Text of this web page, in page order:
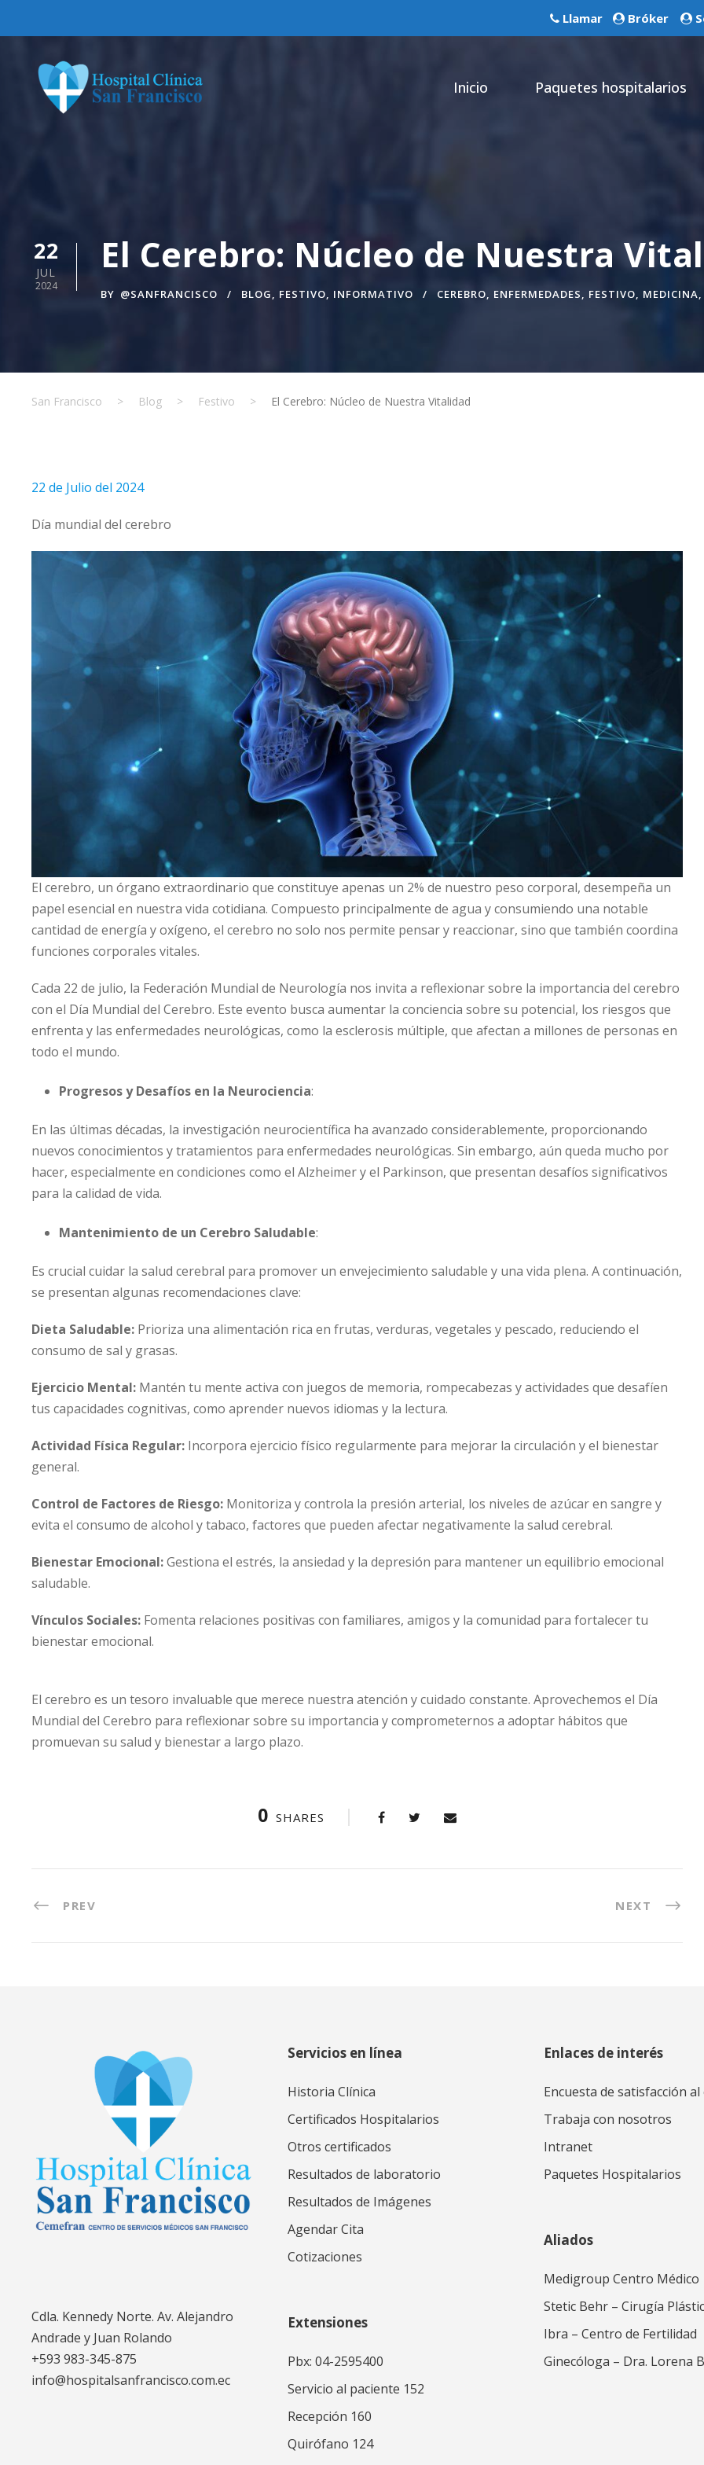
Llamar Bróker
Inicio Paquetes hospitalarios
22
JUL
2024
El Cerebro: Núcleo de Nuestra
BY @SANFRANCISCO BLOG, FESTIVO, INFORMATIVO CEREBRO, ENFERMEDADES, FESTIVO, MEDICINA,
San Francisco > Blog > Festivo > El Cerebro: Núcleo de Nuestra Vitalidad
22 de Julio del 2024
Día mundial del cerebro
El cerebro, un órgano extraordinario que constituye apenas un 2% de nuestro peso corporal, desempeña un
papel esencial en nuestra vida cotidiana. Compuesto principalmente de agua y consumiendo una notable
cantidad de energía y oxígeno, el cerebro no solo nos permite pensar y reaccionar, sino que también coordina
funciones corporales vitales.
Cada 22 de julio, la Federación Mundial de Neurología nos invita a reflexionar sobre la importancia del cerebro
con el Día Mundial del Cerebro. Este evento busca aumentar la conciencia sobre su potencial, los riesgos que
enfrenta y las enfermedades neurológicas, como la esclerosis múltiple, que afectan a millones de personas en
todo el mundo.
Progresos y Desafíos en la Neurociencia:
En las últimas décadas, la investigación neurocientífica ha avanzado considerablemente, proporcionando
nuevos conocimientos y tratamientos para enfermedades neurológicas. Sin embargo, aún queda mucho por
hacer, especialmente en condiciones como el Alzheimer y el Parkinson, que presentan desafíos significativos
para la calidad de vida.
Mantenimiento de un Cerebro Saludable:
Es crucial cuidar la salud cerebral para promover un envejecimiento saludable y una vida plena. A continuación,
se presentan algunas recomendaciones clave:
Dieta Saludable: Prioriza una alimentación rica en frutas, verduras, vegetales y pescado, reduciendo el
consumo de sal y grasas.
Ejercicio Mental: Mantén tu mente activa con juegos de memoria, rompecabezas y actividades que desafíen
tus capacidades cognitivas, como aprender nuevos idiomas y la lectura.
Actividad Física Regular: Incorpora ejercicio físico regularmente para mejorar la circulación y el bienestar
general.
Control de Factores de Riesgo: Monitoriza y controla la presión arterial, los niveles de azúcar en sangre y
evita el consumo de alcohol y tabaco, factores que pueden afectar negativamente la salud cerebral.
Bienestar Emocional:Gestiona el estrés, la ansiedad y la depresión para mantener un equilibrio emocional
saludable.
Vínculos Sociales: Fomenta relaciones positivas con familiares, amigos y la comunidad para fortalecer tu
bienestar emocional.
El cerebro es un tesoro invaluable que merece nuestra atención y cuidado constante. Aprovechemos el Día
Mundial del Cerebro para reflexionar sobre su importancia y comprometernos a adoptar hábitos que
promuevan su salud y bienestar a largo plazo.
0 SHARES
PREV NEXT
Cdla. Kennedy Norte. Av. Alejandro
Andrade y Juan Rolando
+593 983-345-875
info@hospitalsanfrancisco.com.ec
Servicios en línea
Historia Clínica
Certificados Hospitalarios
Otros certificados
Resultados de laboratorio
Resultados de Imágenes
Agendar Cita
Cotizaciones
Extensiones
Pbx: 04-2595400
Servicio al paciente 152
Recepción 160
Quirófano 124
Enlaces de interés
Encuesta de satisfacción al
Trabaja con nosotros
Intranet
Paquetes Hospitalarios
Aliados
Medigroup Centro Médico
Stetic Behr – Cirugía
Ibra – Centro de Fertilidad
Ginecóloga – Dra. Lorena